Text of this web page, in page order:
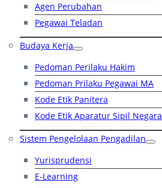
Agen Perubahan
Pegawai Teladan
Budaya Kerja
Pedoman Perilaku Hakim
Pedoman Prilaku Pegawai MA
Kode Etik Panitera
Kode Etik Aparatur Sipil Negara
Sistem Pengelolaan Pengadilan
Yurisprudensi
E-Learning